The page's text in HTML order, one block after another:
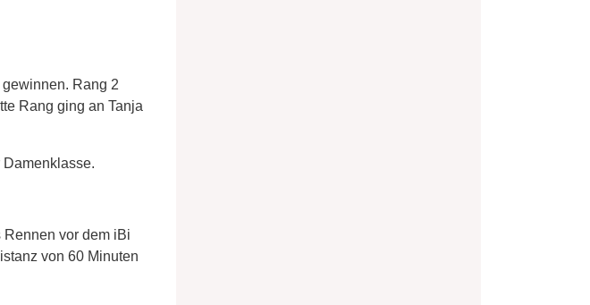
Rang 2
Rang ging an Tanja
vor dem iBi
von 60 Minuten